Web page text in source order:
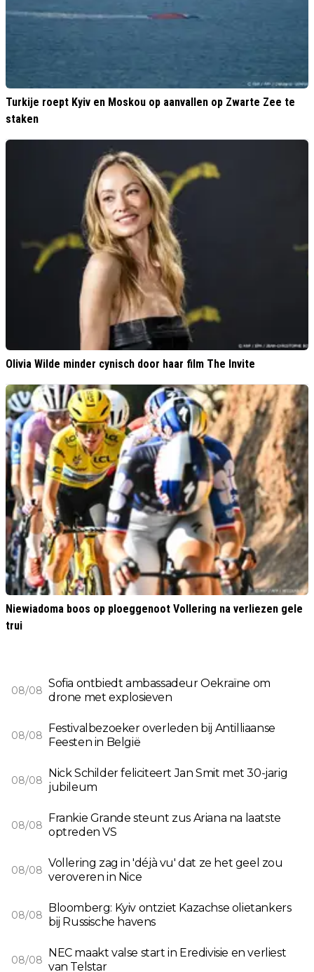
Turkije roept Kyiv en Moskou op aanvallen op Zwarte Zee te
staken
Olivia Wilde minder cynisch door haar film The Invite
Niewiadoma boos op ploeggenoot Vollering na verliezen gele
trui
08/08
Sofia ontbiedt ambassadeur Oekraïne om
drone met explosieven
08/08
Festivalbezoeker overleden bij Antilliaanse
Feesten in België
08/08
Nick Schilder feliciteert Jan Smit met 30-jarig
jubileum
08/08
Frankie Grande steunt zus Ariana na laatste
optreden VS
08/08
Vollering zag in 'déjà vu' dat ze het geel zou
veroveren in Nice
08/08
Bloomberg: Kyiv ontziet Kazachse olietankers
bij Russische havens
08/08
NEC maakt valse start in Eredivisie en verliest
van Telstar